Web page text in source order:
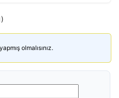
olmalısınız.